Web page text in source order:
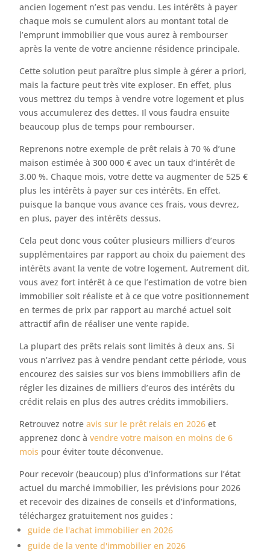
ancien logement n’est pas vendu. Les intérêts à payer
chaque mois se cumulent alors au montant total de
l’emprunt immobilier que vous aurez à rembourser
après la vente de votre ancienne résidence principale.
Cette solution peut paraître plus simple à gérer a priori,
mais la facture peut très vite exploser. En effet, plus
vous mettrez du temps à vendre votre logement et plus
vous accumulerez des dettes. Il vous faudra ensuite
beaucoup plus de temps pour rembourser.
Reprenons notre exemple de prêt relais à 70 % d’une
maison estimée à 300 000 € avec un taux d’intérêt de
3.00 %. Chaque mois, votre dette va augmenter de 525 €
plus les intérêts à payer sur ces intérêts. En effet,
puisque la banque vous avance ces frais, vous devrez,
en plus, payer des intérêts dessus.
Cela peut donc vous coûter plusieurs milliers d’euros
supplémentaires par rapport au choix du paiement des
intérêts avant la vente de votre logement. Autrement dit,
vous avez fort intérêt à ce que l’estimation de votre bien
immobilier soit réaliste et à ce que votre positionnement
en termes de prix par rapport au marché actuel soit
attractif afin de réaliser une vente rapide.
La plupart des prêts relais sont limités à deux ans. Si
vous n’arrivez pas à vendre pendant cette période, vous
encourez des saisies sur vos biens immobiliers afin de
régler les dizaines de milliers d’euros des intérêts du
crédit relais en plus des autres crédits immobiliers.
Retrouvez notreavis sur le prêt relais en 2026 et
apprenez donc àvendre votre maison en moins de 6
mois pour éviter toute déconvenue.
Pour recevoir (beaucoup) plus d’informations sur l’état
actuel du marché immobilier, les prévisions pour 2026
et recevoir des dizaines de conseils et d’informations,
téléchargez gratuitement nos guides :
guide de l'achat immobilier en 2026
guide de la vente d'immobilier en 2026